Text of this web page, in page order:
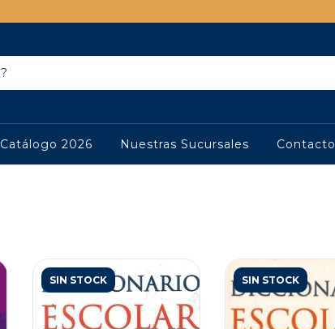
Catálogo 2026 Nuestras Sucursales Contacto
SIN STOCK SIN STOCK